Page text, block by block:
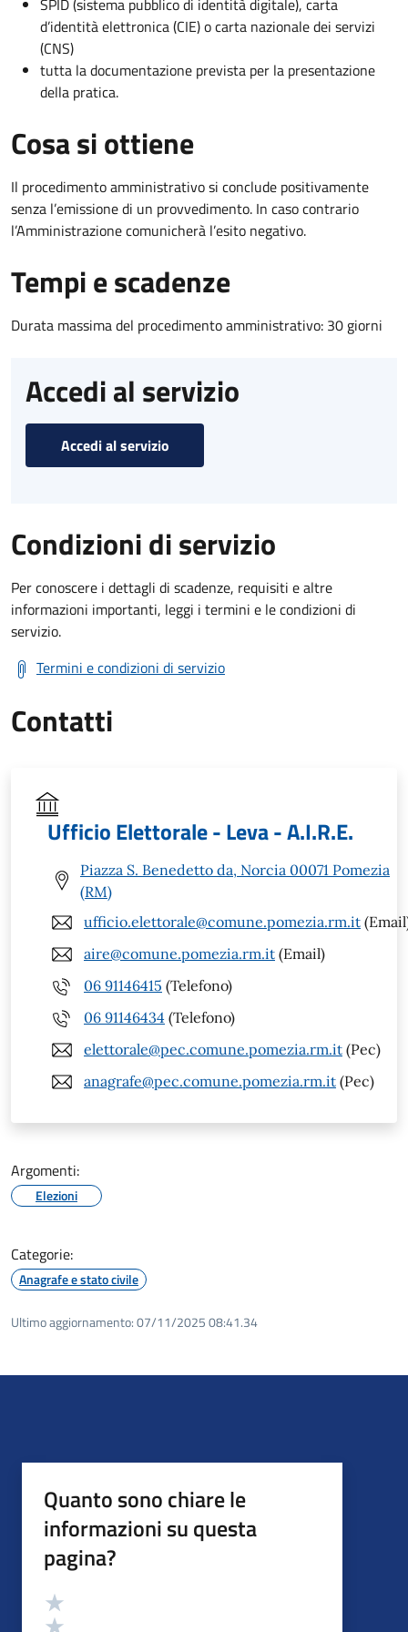
SPID (sistema pubblico di identità digitale), carta
d’identità elettronica (CIE) o carta nazionale dei servizi
(CNS)
tutta la documentazione prevista per la presentazione
della pratica.
Cosa si ottiene
Il procedimento amministrativo si conclude positivamente
senza l’emissione di un provvedimento. In caso contrario
l’Amministrazione comunicherà l’esito negativo.
Tempi e scadenze
Durata massima del procedimento amministrativo: 30 giorni
Accedi al servizio
Accedi al servizio
Condizioni di servizio
Per conoscere i dettagli di scadenze, requisiti e altre
informazioni importanti, leggi i termini e le condizioni di
servizio.
Termini e condizioni di servizio
Contatti
Ufficio Elettorale - Leva - A.I.R.E.
Piazza S. Benedetto da, Norcia 00071 Pomezia
(RM)
ufficio.elettorale@comune.pomezia.rm.it
aire@comune.pomezia.rm.it (Email)
06 91146415 (Telefono)
06 91146434 (Telefono)
elettorale@pec.comune.pomezia.rm.it (Pec)
anagrafe@pec.comune.pomezia.rm.it (Pec)
Argomenti:
Elezioni
Categorie:
Anagrafe e stato civile
Ultimo aggiornamento:07/11/2025 08:41.34
Quanto sono chiare le
informazioni su questa
pagina?
Valutazione